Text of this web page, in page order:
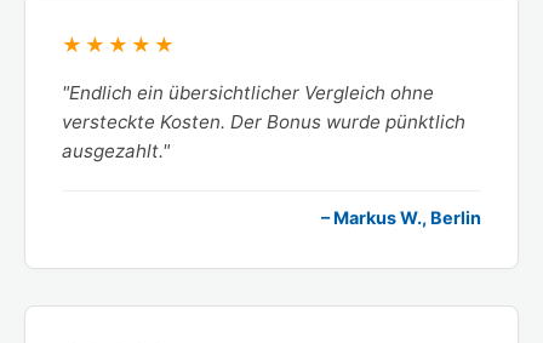
★★★★★
"Endlich ein übersichtlicher Vergleich ohne
versteckte Kosten. Der Bonus wurde pünktlich
ausgezahlt."
– Markus W., Berlin